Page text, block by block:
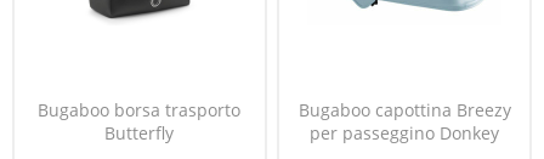
Bugaboo borsa trasporto
Butterfly
Bugaboo capottina Breezy
per passeggino Donkey